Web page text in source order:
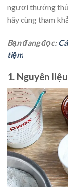
người thưởng
hãy cùng tham
Bạn đang đọc:
tiệm
1. Nguyên